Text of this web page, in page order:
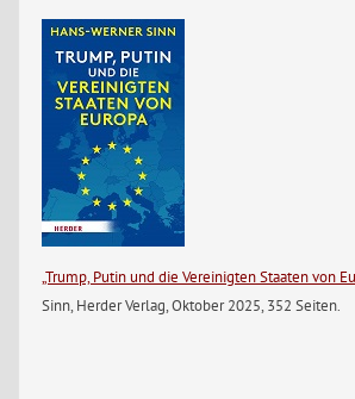
„Trump, Putin und die Vereinigten Staaten von
Sinn, Herder Verlag, Oktober 2025, 352 Seiten.